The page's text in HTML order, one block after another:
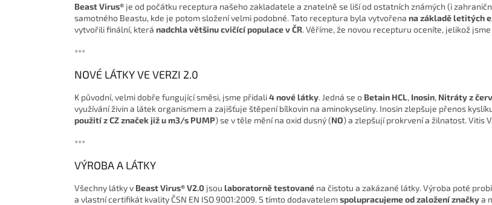
Beast Virus® je od počátku receptura našeho zakladatele a znatelně se liší od ostatních známých (i
samotného Beastu, kde je potom složení velmi podobné. Tato receptura byla vytvořena na základě letitých
vytvořili finální, která nadchla většinu cvičící populace v ČR. Věříme, že novou recepturu oceníte, jelikož
***
NOVÉ LÁTKY VE VERZI 2.0
K původní, velmi dobře fungující směsi, jsme přidali4 nové látky. Jedná se o Betain HCL, Inosin, Nitráty z
využívání živin a látek organismem a zajišťuje štěpení bílkovin na aminokyseliny. Inosin zlepšuje přenos
použití z CZ značek již u m3/s PUMP) se v těle mění na oxid dusný (NO) a zlepšují prokrvení a žilnatost. Vitis
***
VÝROBA A LÁTKY
Všechny látky v Beast Virus® V2.0 jsou laboratorně testované na čistotu a zakázané látky. Výroba poté
a vlastní certifikát kvality ČSN EN ISO 9001:2009. S tímto dodavatelemspolupracujeme od založení značkya